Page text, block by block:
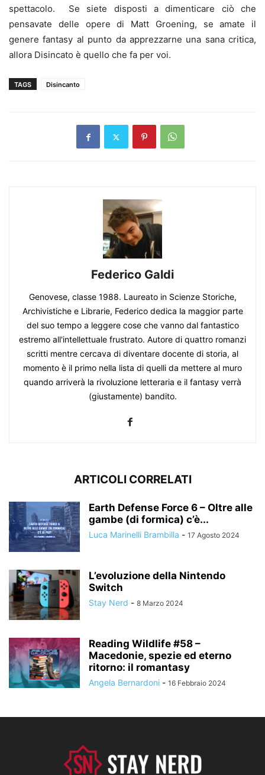
spettacolo. Se siete disposti a dimenticare ciò che
pensavate delle opere di Matt Groening, se amate il
genere fantasy al punto da apprezzarne una sana critica,
allora Disincato è quello che fa per voi.
TAGS Disincanto
Federico Galdi
Genovese, classe 1988. Laureato in Scienze Storiche,
Archivistiche e Librarie, Federico dedica la maggior parte
del suo tempo a leggere cose che vanno dal fantastico
estremo all'intellettuale frustrato. Autore di quattro romanzi
scritti mentre cercava di diventare docente di storia, al
momento è il primo nella lista di quelli da mettere al muro
quando arriverà la rivoluzione letteraria e il fantasy verrà
(giustamente) bandito.
ARTICOLI CORRELATI
Earth Defense Force 6 – Oltre alle
gambe (di formica) c’è...
Luca Marinelli Brambilla - 17 Agosto 2024
L’evoluzione della Nintendo
Switch
Stay Nerd - 8 Marzo 2024
Reading Wildlife #58 –
Macedonie, spezie ed eterno
ritorno: il romantasy
Angela Bernardoni - 16 Febbraio 2024